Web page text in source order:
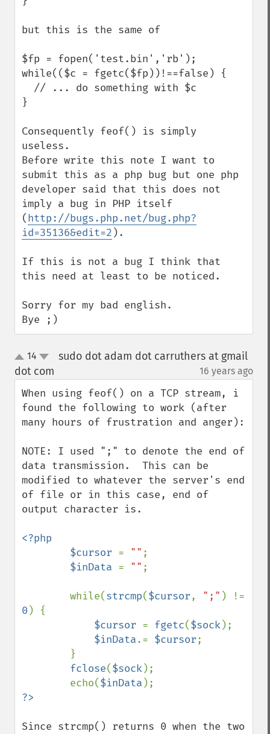
but this is the same of
$fp = fopen('test.bin','rb');
while(($c = fgetc($fp))!==false) {
}
Consequently feof() is simply
useless.
Before write this note I want to
submit this as a php bug but one php
developer said that this does not
imply a bug in PHP itself
(http://bugs.php.net/bug.php?
id=35136&edit=2 ).
If this is not a bug I think that
this need at least to be noticed.
Sorry for my bad english.
Bye ;)
up
down
14
sudo dot adam dot carruthers at gmail
dot com
16 years ago
When using feof() on a TCP stream, i
found the following to work (after
many hours of frustration and anger):
NOTE: I used ";" to denote the end of
data transmission.  This can be
modified to whatever the server's end
of file or in this case, end of
output character is.
<?php
        $cursor
= "" ;
$inData = "" ;
        while(
strcmp($cursor, ";"
0 ) {
$cursor = fgetc($sock);
$inData.= $cursor;
fclose($sock);
        echo(
$inData
Since strcmp() returns 0 when the two